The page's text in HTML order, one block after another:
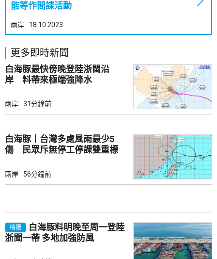
能等作間諜活動
兩岸 18.10.2023
更多即時新聞
白海豚最快傍晚登陸浙閩沿
岸 料帶來極端強降水
兩岸 31分鐘前
白海豚｜台灣多處風雨最少5
傷 民眾斥無停工停課雙重標
兩岸 56分鐘前
精選
白海豚料明晚至周一登陸
浙閩一帶 多地加強防風